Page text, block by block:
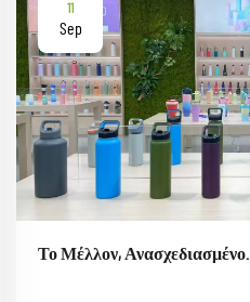
11
Sep
Το Μέλλον, Ανασχεδιασμένο.